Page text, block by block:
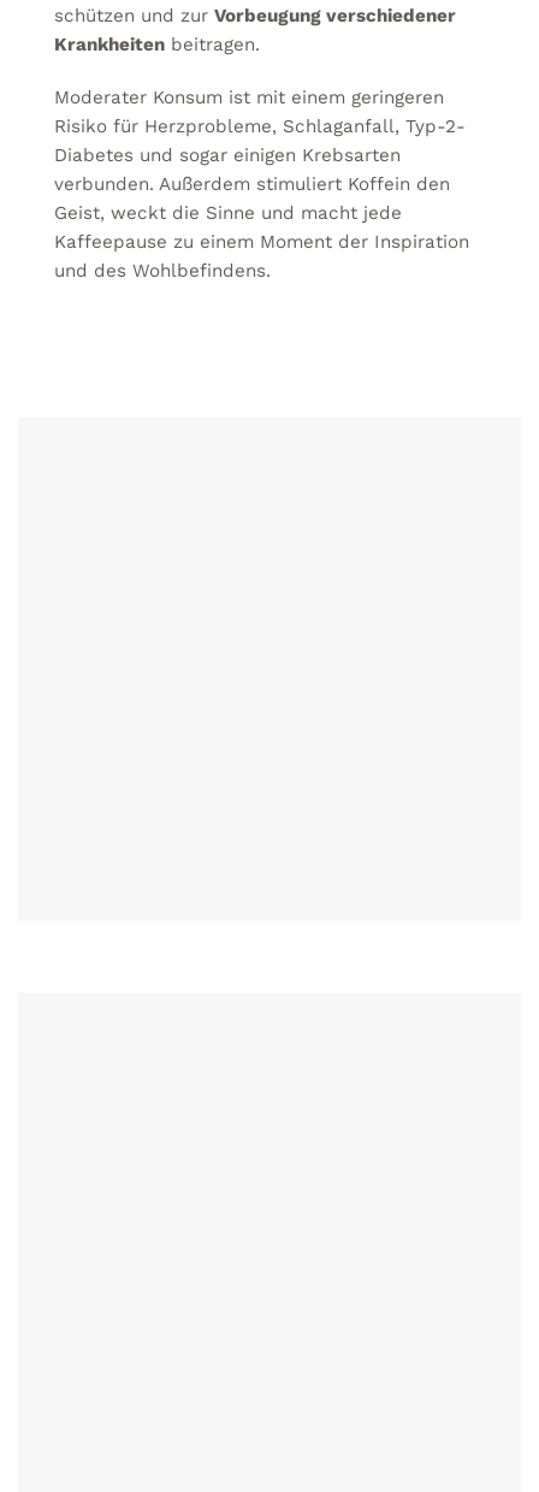
schützen und zur Vorbeugung verschiedener
Krankheiten beitragen.
Moderater Konsum ist mit einem geringeren
Risiko für Herzprobleme, Schlaganfall, Typ-2-
Diabetes und sogar einigen Krebsarten
verbunden. Außerdem stimuliert Koffein den
Geist, weckt die Sinne und macht jede
Kaffeepause zu einem Moment der Inspiration
und des Wohlbefindens.